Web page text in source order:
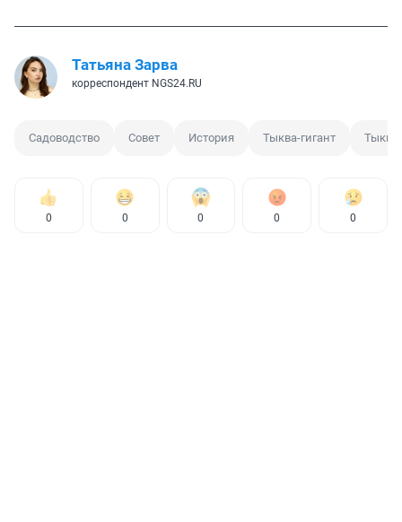
Татьяна Зарва
корреспондент NGS24.RU
Садоводство Совет История Тыква-гигант Тыква
0 0 0 0 0